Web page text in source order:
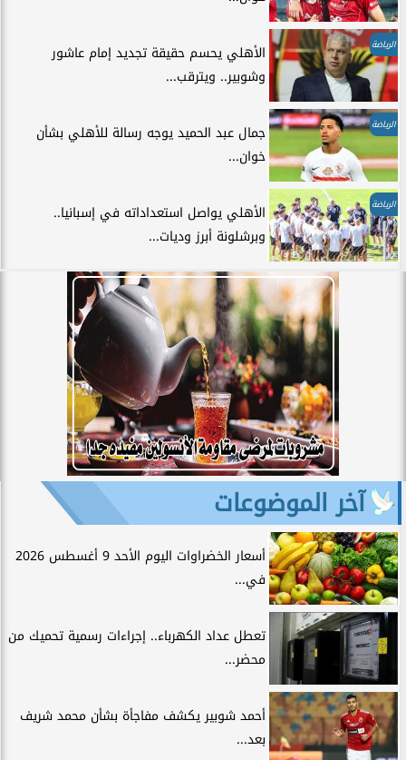
الرياضة
الأهلي يحسم حقيقة تجديد إمام عاشور
وشوبير.. ويترقب...
الرياضة
جمال عبد الحميد يوجه رسالة للأهلي بشأن
خوان...
الرياضة
الأهلي يواصل استعداداته في إسبانيا..
وبرشلونة أبرز وديات...
آخر الموضوعات
أسعار الخضراوات اليوم الأحد 9 أغسطس 2026
في...
تعطل عداد الكهرباء.. إجراءات رسمية تحميك من
محضر...
أحمد شوبير يكشف مفاجأة بشأن محمد شريف
بعد...